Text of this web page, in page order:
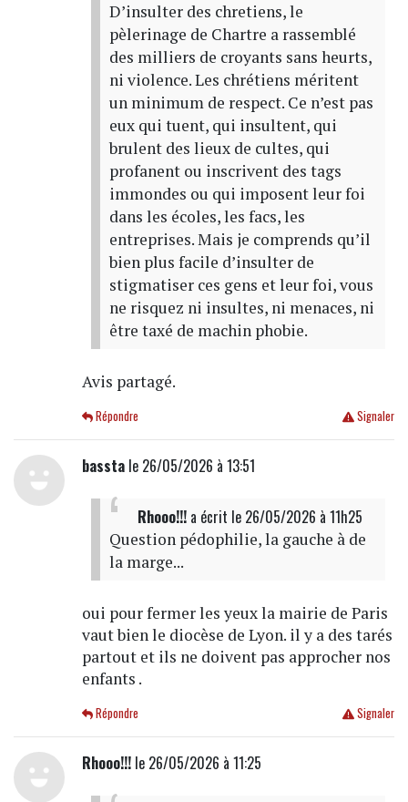
D’insulter des chretiens, le
pèlerinage de Chartre a rassemblé
des milliers de croyants sans heurts,
ni violence. Les chrétiens méritent
un minimum de respect. Ce n’est pas
eux qui tuent, qui insultent, qui
brulent des lieux de cultes, qui
profanent ou inscrivent des tags
immondes ou qui imposent leur foi
dans les écoles, les facs, les
entreprises. Mais je comprends qu’il
bien plus facile d’insulter de
stigmatiser ces gens et leur foi, vous
ne risquez ni insultes, ni menaces, ni
être taxé de machin phobie.
Avis partagé.
Signaler
Répondre
basstale 26/05/2026 à 13:51
Rhooo!!!a écrit le 26/05/2026 à 11h25
Question pédophilie, la gauche à de
la marge...
oui pour fermer les yeux la mairie de Paris
vaut bien le diocèse de Lyon. il y a des tarés
partout et ils ne doivent pas approcher nos
enfants .
Signaler
Répondre
Rhooo!!!le 26/05/2026 à 11:25